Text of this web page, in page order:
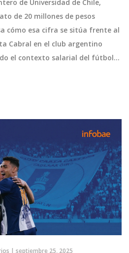
de Universidad de Chile,
de 20 millones de pesos
cómo esa cifra se sitúa frente al
Cabral en el club argentino
el contexto salarial del fútbol
para ambos equipos.
| septiembre 25, 2025